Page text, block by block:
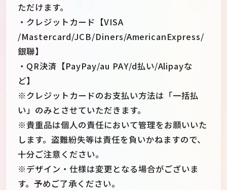
ただけます。
・クレジットカード【VISA
/Mastercard/JCB/Diners/AmericanExpress/
銀聯】
・QR決済【PayPay/au PAY/d払い/Alipayな
ど】
※クレジットカードのお支払い方法は「一括払
い」のみとさせていただきます。
※貴重品は個人の責任において管理をお願いいた
します。盗難紛失等は責任を負いかねますので、
十分ご注意ください。
※デザイン・仕様は変更となる場合がございま
す。予めご了承ください。